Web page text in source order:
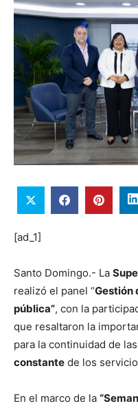
[ad_1]
Santo Domingo.- La
realizó el panel “Gestión
pública”, con la
que resaltaron la
para la continuidad de
constante de los
En el marco de la